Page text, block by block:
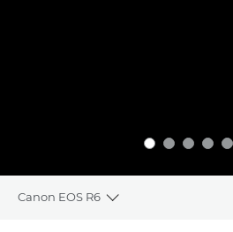
Canon EOS R6
Toggle breadcrumbs